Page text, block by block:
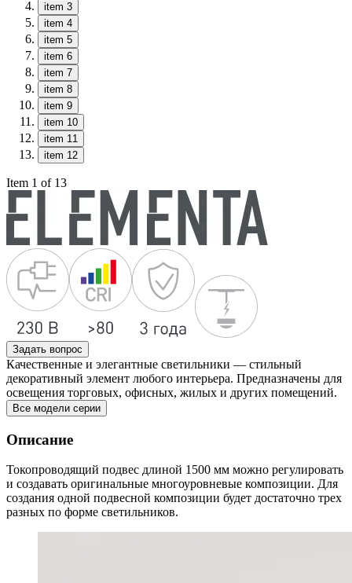
item 3
item 4
item 5
item 6
item 7
item 8
item 9
item 10
item 11
item 12
Item 1 of 13
Задать вопрос
Качественные и элегантные светильники — стильный
декоративный элемент любого интерьера. Предназначены для
освещения торговых, офисных, жилых и других помещений.
Все модели серии
Описание
Токопроводящий подвес длиной 1500 мм можно регулировать
и создавать оригинальные многоуровневые композиции. Для
создания одной подвесной композиции будет достаточно трех
разных по форме светильников.